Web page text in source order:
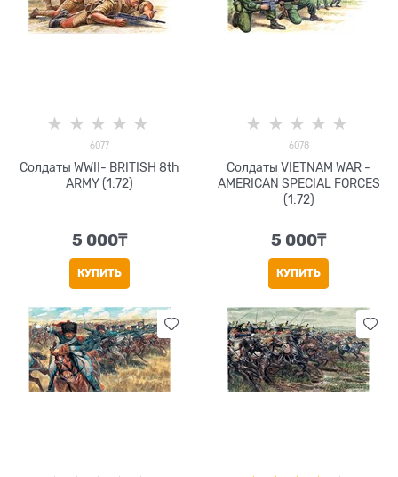
6077
Солдаты WWII- BRITISH 8th
ARMY (1:72)
5 000₸
КУПИТЬ
6078
Солдаты VIETNAM WAR -
AMERICAN SPECIAL FORCES
(1:72)
5 000₸
КУПИТЬ